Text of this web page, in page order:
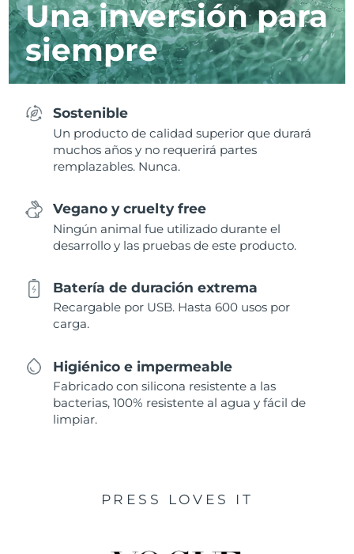
Una inversión para
siempre
Sostenible
Un producto de calidad superior que durará
muchos años y no requerirá partes
remplazables. Nunca.
Vegano y cruelty free
Ningún animal fue utilizado durante el
desarrollo y las pruebas de este producto.
Batería de duración extrema
Recargable por USB. Hasta 600 usos por
carga.
Higiénico e impermeable
Fabricado con silicona resistente a las
bacterias, 100% resistente al agua y fácil de
limpiar.
PRESS LOVES IT